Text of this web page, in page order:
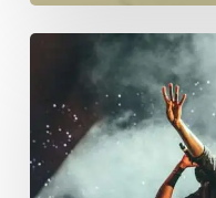
Guest
Concert